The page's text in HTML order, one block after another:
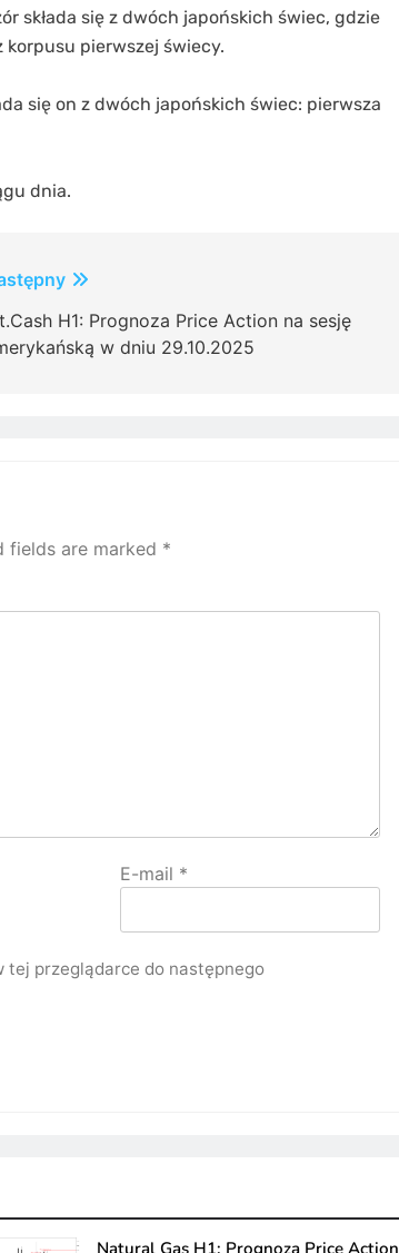
składa się z dwóch japońskich świec, gdzie
pierwszej świecy.
się on z dwóch japońskich świec: pierwsza
dnia.
H1: Prognoza Price Action na sesję
w dniu 29.10.2025
fields are marked *
E-mail *
tej przeglądarce do następnego
Natural Gas H1: Prognoza Price Action